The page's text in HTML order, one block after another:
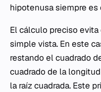
hipotenusa siempre es
El cálculo preciso
simple vista. En este
restando el cuadrado
cuadrado de la
la raíz cuadrada. Este